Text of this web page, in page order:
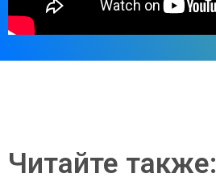
Читайте также: